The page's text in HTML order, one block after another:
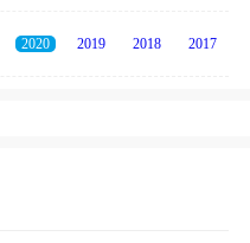
2020 2019 2018 2017